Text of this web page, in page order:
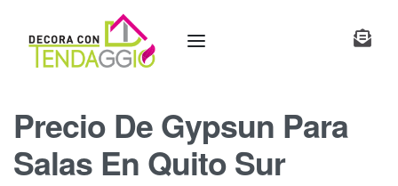
Precio De Gypsun Para
Salas En Quito Sur